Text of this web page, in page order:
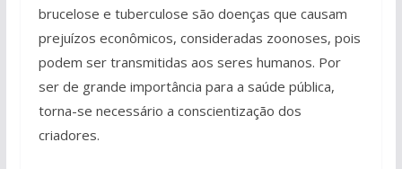
brucelose e tuberculose são doenças que causam
prejuízos econômicos, consideradas zoonoses, pois
podem ser transmitidas aos seres humanos. Por
ser de grande importância para a saúde pública,
torna-se necessário a conscientização dos
criadores.